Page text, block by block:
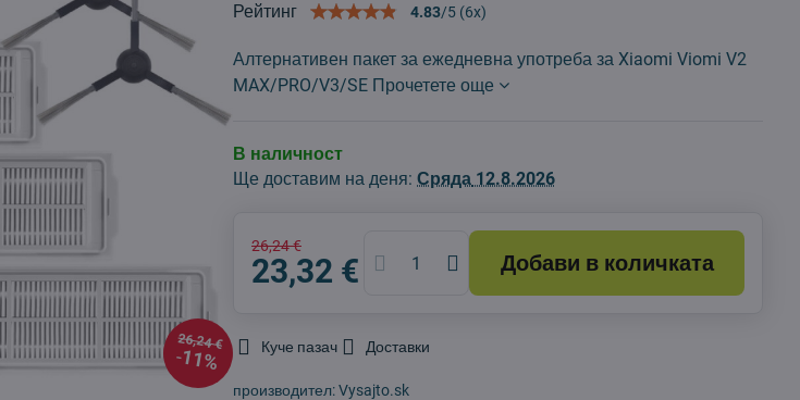
26,24 €
11%
Рейтинг 4.83/5 (6x)
Алтернативен пакет за ежедневна употреба за Xiaomi Viomi V2
MAX/PRO/V3/SE Прочетете още
В наличност
Ще доставим на деня:Сряда 12.8.2026
26,24 €
23,32 € Добави в количката
Куче пазач Доставки
производител:Vysajto.sk